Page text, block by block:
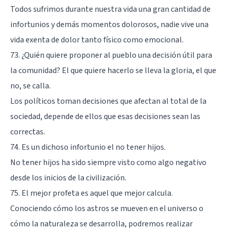
Todos sufrimos durante nuestra vida una gran cantidad de
infortunios y demás momentos dolorosos, nadie vive una
vida exenta de dolor tanto físico como emocional.
73. ¿Quién quiere proponer al pueblo una decisión útil para
la comunidad? El que quiere hacerlo se lleva la gloria, el que
no, se calla.
Los políticos toman decisiones que afectan al total de la
sociedad, depende de ellos que esas decisiones sean las
correctas.
74. Es un dichoso infortunio el no tener hijos.
No tener hijos ha sido siempre visto como algo negativo
desde los inicios de la civilización.
75. El mejor profeta es aquel que mejor calcula.
Conociendo cómo los astros se mueven en el universo o
cómo la naturaleza se desarrolla, podremos realizar